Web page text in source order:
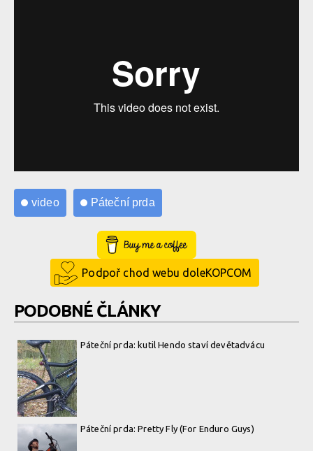
video Páteční prda
Buy Me a Coffee
Podpoř chod webu doleKOPCOM
PODOBNÉ ČLÁNKY
Páteční prda: kutil Hendo staví devětadvácu
Páteční prda: Pretty Fly (For Enduro Guys)